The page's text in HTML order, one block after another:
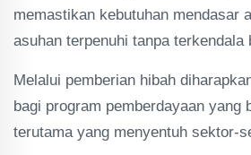
memastikan kebutuhan mendasar
asuhan terpenuhi tanpa terkendala
Melalui pemberian hibah
bagi program pemberdayaan yang
terutama yang menyentuh sektor-